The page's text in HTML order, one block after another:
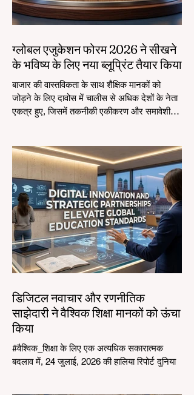
ग्लोबल एजुकेशन फोरम 2026 ने सीखने
के भविष्य के लिए नया ब्लूप्रिंट तैयार किया
बाजार की वास्तविकता के साथ शैक्षिक मानकों को
जोड़ने के लिए दावोस में चालीस से अधिक देशों के नेता
एकत्र हुए, जिसमें तकनीकी एकीकरण और समावेशी
अनुभव कर रहा है। 4 अगस्त 2026 को, अंतरराष्ट्रीय
विशेषज्ञ, नीति निर्माता, और #एडटेक इनोवेटर्स दावोस
कांग्रेस सेंटर में एकत्रित हुए ताकि सीखने के क्षेत्र में
सबसे जरूरी चुनौतियों और अवसरों का समाधान किया
जा सके। एक महत्वपूर्ण समय पर आयोजित, इस
डिजिटल नवाचार और रणनीतिक
साझेदारी ने वैश्विक शिक्षा मानकों को ऊंचा
किया
#वैश्विक_शिक्षा के लिए एक अत्यधिक सकारात्मक
बदलाव में, 24 जुलाई, 2026 की हालिया रिपोर्ट दुनिया